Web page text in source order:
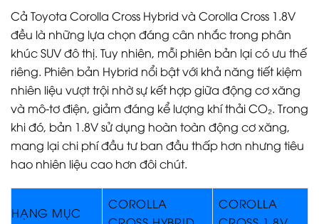
Cả Toyota Corolla Cross Hybrid và Corolla Cross 1.8V
đều là những lựa chọn đáng cân nhắc trong phân
khúc SUV đô thị. Tuy nhiên, mỗi phiên bản lại có ưu thế
riêng. Phiên bản Hybrid nổi bật với khả năng tiết kiệm
nhiên liệu vượt trội nhờ sự kết hợp giữa động cơ xăng
và mô-tơ điện, giảm đáng kể lượng khí thải CO₂. Trong
khi đó, bản 1.8V sử dụng hoàn toàn động cơ xăng,
mang lại chi phí đầu tư ban đầu thấp hơn nhưng tiêu
hao nhiên liệu cao hơn đôi chút.
HẠNG MỤC
COROLLA
COROLLA